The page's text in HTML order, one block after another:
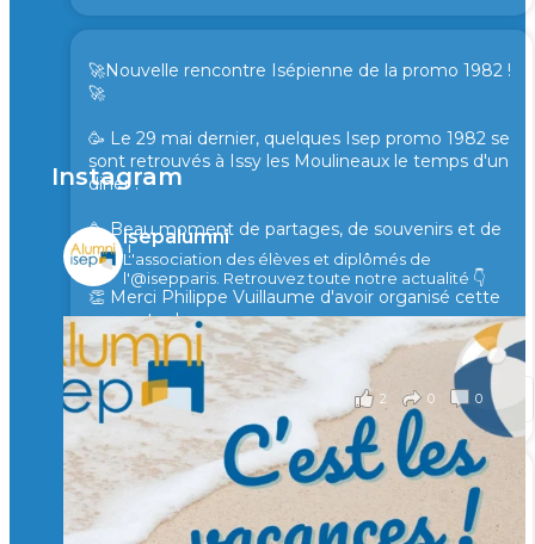
🚀Nouvelle rencontre Isépienne de la promo 1982 !
🚀
🥳 Le 29 mai dernier, quelques Isep promo 1982 se
sont retrouvés à Issy les Moulineaux le temps d'un
diner !
🥳 Beau moment de partages, de souvenirs et de
rires !
👏 Merci Philippe Vuillaume d'avoir organisé cette
rencontre !
il y a 2 mois
2 0 0
Voir sur Facebook · Partager
🙏 Soutenez l’Isep via la taxe d’apprentissage 2026
et contribuons ensemble à former les générations
d’ingénieurs de demain. 🙏
Instagram
isepalumni
L'association des élèves et diplômés de
l'@isepparis. Retrouvez toute notre actualité 👇